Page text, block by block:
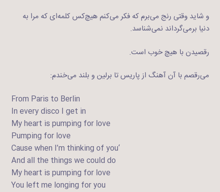
و شاید وقتی رنج می‌برم که فکر می‌کنم هیچ‌کس کلمه‌ای که مرا به
دنیا برمی‌گرداند نمی‌شناسد.
رقصیدن با هیچ خوب است.
می‌رقصم با آن آهنگ از پاریس تا برلین و بلند می‌خندم:
From Paris to Berlin
In every disco I get in
My heart is pumping for love
Pumping for love
‘Cause when I’m thinking of you
And all the things we could do
My heart is pumping for love
You left me longing for you